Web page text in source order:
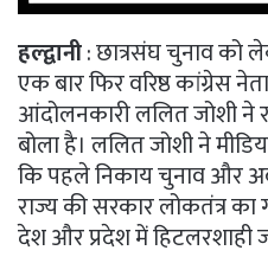
हल्द्वानी: छात्रसंघ चुनाव को
एक बार फिर वरिष्ठ कांग्रेस
आंदोलनकारी ललित जोशी ने
बोला है। ललित जोशी ने
कि पहले निकाय चुनाव और
राज्य की सरकार लोकतंत्र
देश और प्रदेश में हिटलरशाही